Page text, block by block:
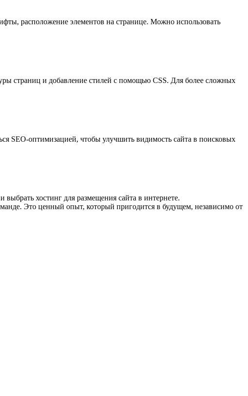
расположение элементов на странице. Можно использовать
страниц и добавление стилей с помощью CSS. Для более сложных
SEO-оптимизацией, чтобы улучшить видимость сайта в поисковых
хостинг для размещения сайта в интернете.
Это ценный опыт, который пригодится в будущем, независимо от